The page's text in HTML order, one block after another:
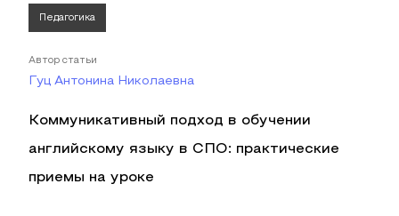
Педагогика
Автор статьи
Гуц Антонина Николаевна
Коммуникативный подход в обучении
английскому языку в СПО: практические
приемы на уроке